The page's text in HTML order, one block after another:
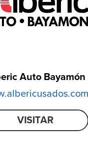
Auto Bayamón
VISITAR